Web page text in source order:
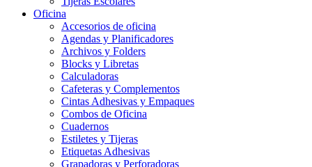
Oficina
Accesorios de oficina
Agendas y Planificadores
Archivos y Folders
Blocks y Libretas
Calculadoras
Cafeteras y Complementos
Cintas Adhesivas y Empaques
Combos de Oficina
Cuadernos
Estiletes y Tijeras
Etiquetas Adhesivas
Grapadoras y Perforadoras